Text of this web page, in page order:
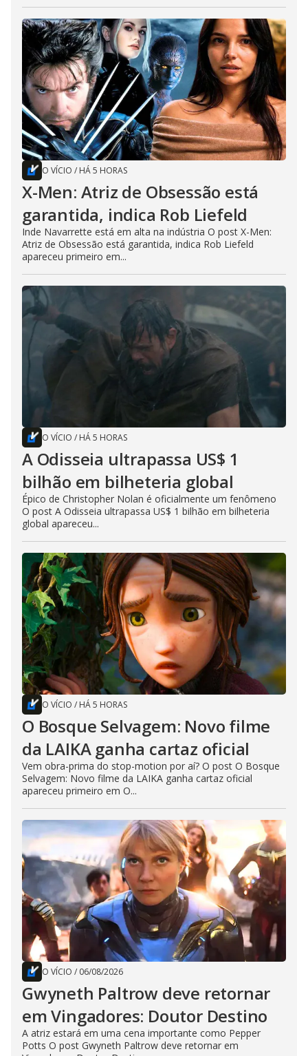
O VÍCIO / HÁ 5 HORAS
X-Men: Atriz de Obsessão está
garantida, indica Rob Liefeld
Inde Navarrette está em alta na indústria O post X-Men:
Atriz de Obsessão está garantida, indica Rob Liefeld
apareceu primeiro em...
O VÍCIO / HÁ 5 HORAS
A Odisseia ultrapassa US$ 1
bilhão em bilheteria global
Épico de Christopher Nolan é oficialmente um fenômeno
O post A Odisseia ultrapassa US$ 1 bilhão em bilheteria
global apareceu...
O VÍCIO / HÁ 5 HORAS
O Bosque Selvagem: Novo filme
da LAIKA ganha cartaz oficial
Vem obra-prima do stop-motion por aí? O post O Bosque
Selvagem: Novo filme da LAIKA ganha cartaz oficial
apareceu primeiro em O...
O VÍCIO / 06/08/2026
Gwyneth Paltrow deve retornar
em Vingadores: Doutor Destino
A atriz estará em uma cena importante como Pepper
Potts O post Gwyneth Paltrow deve retornar em